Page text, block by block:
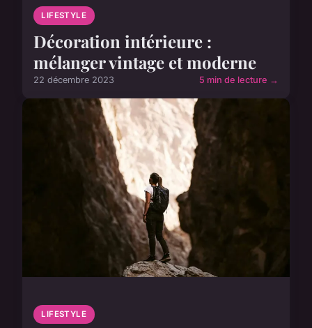
LIFESTYLE
Décoration intérieure :
mélanger vintage et moderne
22 décembre 2023 5 min de lecture →
LIFESTYLE